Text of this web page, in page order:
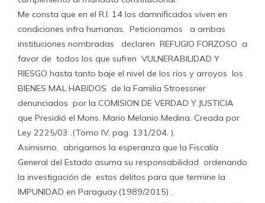
Me consta que en el R.I. 14 los damnificados viven en
condiciones infra humanas. Peticionamos a ambas
instituciones nombradas declaren REFUGIO FORZOSO a
favor de todos los que sufren VULNERABILIDAD Y
RIESGO hasta tanto baje el nivel de los ríos y arroyos los
BIENES MAL HABIDOS de la Familia Stroessner
denunciados por la COMISION DE VERDAD Y JUSTICIA
que Presidió el Mons. Mario Melanio Medina. Creada por
Ley 2225/03 .(Tomo IV, pag. 131/204. ).
Asimismo, abrigamos la esperanza que la Fiscalía
General del Estado asuma su responsabilidad ordenando
la investigación de estos delitos para que termine la
IMPUNIDAD en Paraguay.(1989/2015) .